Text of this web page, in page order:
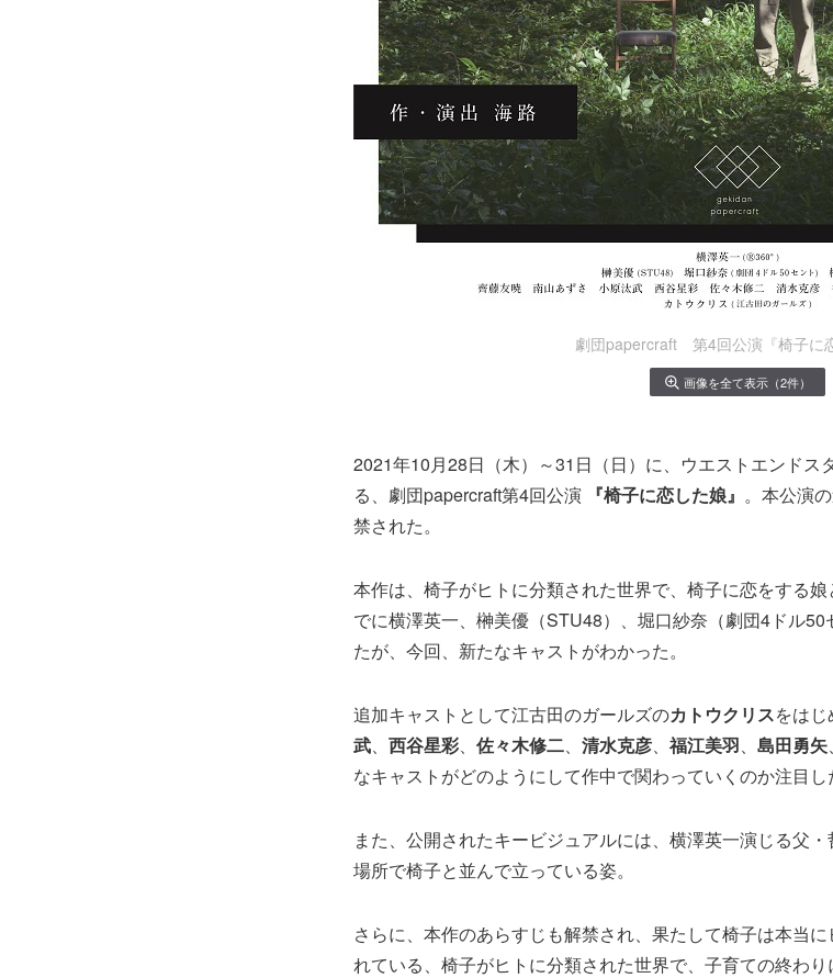
劇団papercraft 第4回公演『椅子に
画像を全て表示（2件）
2021年10月28日（木）～31日（日）に、ウエストエンドス
る、劇団papercraft第4回公演 『椅子に恋した娘』 。本公演
禁された。
本作は、椅子がヒトに分類された世界で、椅子に恋をする
でに横澤英一、榊美優（STU48）、堀口紗奈（劇団4ドル
たが、今回、新たなキャストがわかった。
追加キャストとして江古田のガールズのカトウクリスをはじ
武、 西谷星彩、 佐々木修二、 清水克彦、 福江美羽、 島田勇矢、
なキャストがどのようにして作中で関わっていくのか注目し
また、公開されたキービジュアルには、横澤英一演じる父
場所で椅子と並んで立っている姿。
さらに、本作のあらすじも解禁され、果たして椅子は本当
れている、椅子がヒトに分類された世界で、子育ての終わ